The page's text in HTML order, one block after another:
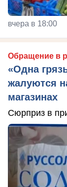
вчера в 18:00
Обращение в
«Одна
жалуются
магазинах
Сюрприз в